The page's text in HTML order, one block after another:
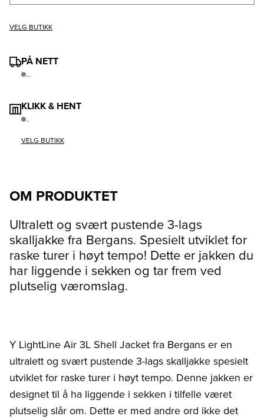
VELG BUTIKK
PÅ NETT
...
KLIKK & HENT
..
VELG BUTIKK
OM PRODUKTET
Ultralett og svært pustende 3-lags
skalljakke fra Bergans. Spesielt utviklet for
raske turer i høyt tempo! Dette er jakken du
har liggende i sekken og tar frem ved
plutselig væromslag.
Y LightLine Air 3L Shell Jacket fra Bergans er en
ultralett og svært pustende 3-lags skalljakke spesielt
utviklet for raske turer i høyt tempo. Denne jakken er
designet til å ha liggende i sekken i tilfelle været
plutselig slår om. Dette er med andre ord ikke det